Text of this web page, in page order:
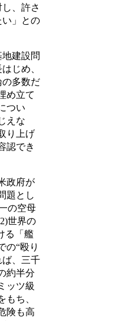
、許さ
い」との
建設問
じめ、
の多数だ
め立て
つい
えな
り上げ
認でき
政府が
題とし
の空母
世界の
る「艦
の“殴り
ば、三千
約半分
ッツ級
もち、
険も高